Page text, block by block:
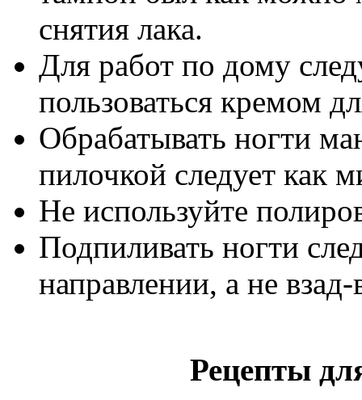
снятия лака.
Для работ по дому
пользоваться кремом
Обрабатывать ногти
пилочкой следует как
Не используйте
Подпиливать ногти
направлении, а не
Рецепты